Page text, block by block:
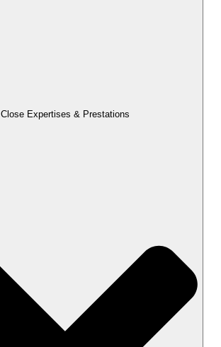
Close Expertises & Prestations